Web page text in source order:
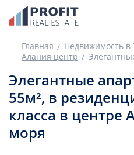
Главная Недвижимость в
Алания центр
Элегантные
55м², в
класса в центре
моря